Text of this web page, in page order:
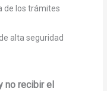
de los trámites
alta seguridad
no recibir el